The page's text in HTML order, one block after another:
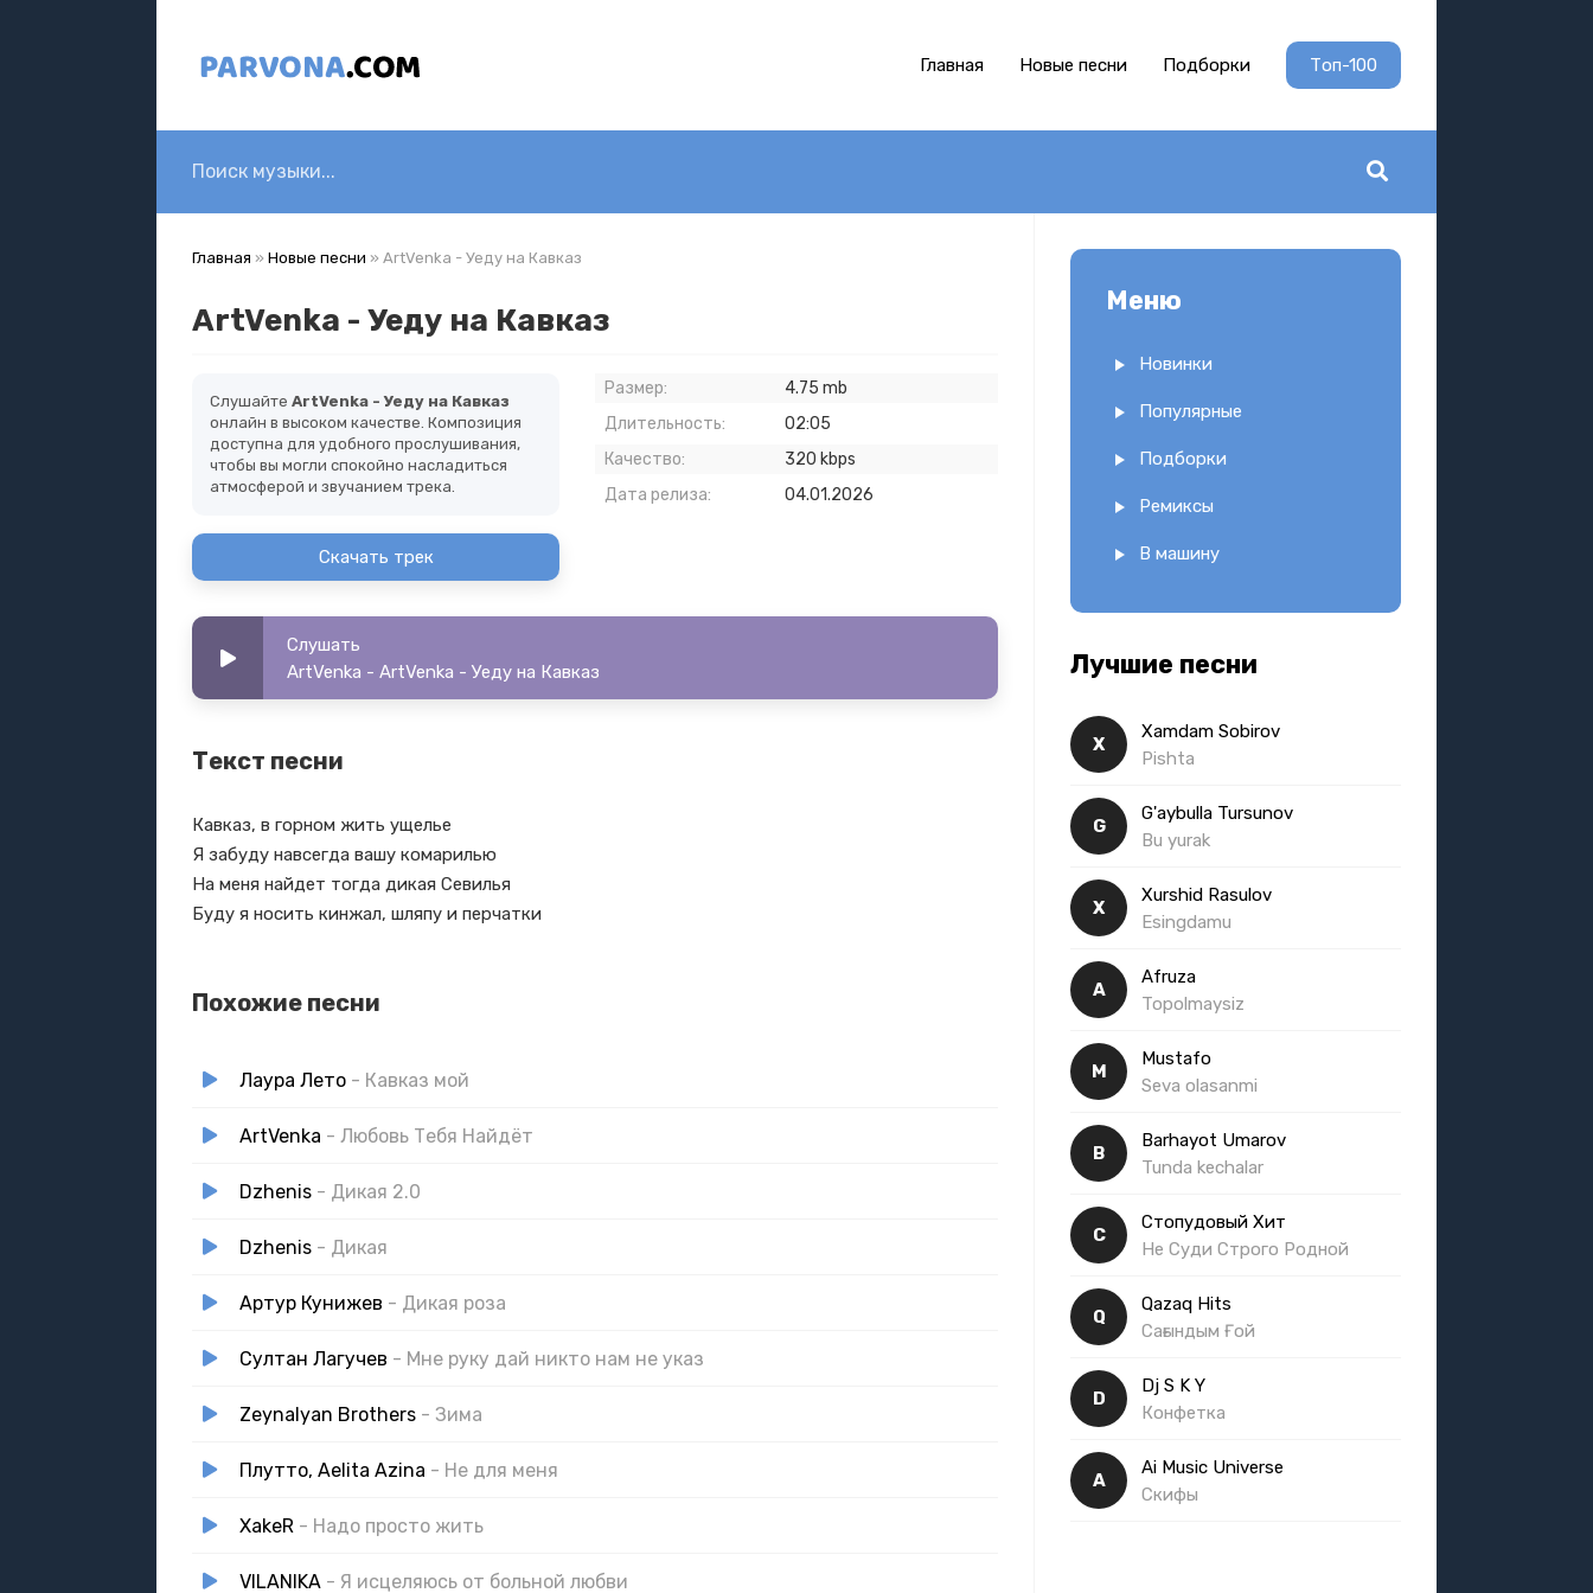
Главная Новые песни Подборки Топ-100
Главная » Новые песни » ArtVenka - Уеду на Кавказ
ArtVenka - Уеду на Кавказ
Слушайте ArtVenka - Уеду на Кавказ
онлайн в высоком качестве. Композиция
доступна для удобного прослушивания,
чтобы вы могли спокойно насладиться
атмосферой и звучанием трека.
Скачать трек
Размер:
4.75 mb
Длительность:
02:05
Качество:
320 kbps
Дата релиза:
04.01.2026
Слушать
ArtVenka - ArtVenka - Уеду на Кавказ
Текст песни
Кавказ, в горном жить ущелье
Я забуду навсегда вашу комарилью
На меня найдет тогда дикая Севилья
Буду я носить кинжал, шляпу и перчатки
Похожие песни
Лаура Лето - Кавказ мой
ArtVenka - Любовь Тебя Найдёт
Dzhenis - Дикая 2.0
Dzhenis - Дикая
Артур Кунижев - Дикая роза
Султан Лагучев - Мне руку дай никто нам не указ
Zeynalyan Brothers - Зима
Плутто, Aelita Azina - Не для меня
XakeR - Надо просто жить
VILANIKA - Я исцеляюсь от больной любви
Меню
Новинки
Популярные
Подборки
Ремиксы
В машину
Лучшие песни
X
Xamdam Sobirov
Pishta
G
G'aybulla Tursunov
Bu yurak
X
Xurshid Rasulov
Esingdamu
A
Afruza
Topolmaysiz
M
Mustafo
Seva olasanmi
B
Barhayot Umarov
Tunda kechalar
С
Стопудовый Хит
Не Суди Строго Родной
Q
Qazaq Hits
Сағындым Ғой
D
Dj S K Y
Конфетка
A
Ai Music Universe
Скифы